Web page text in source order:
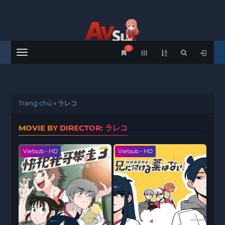
Menu
0
Trang chủ » ラレコ
MOVIE BY DIRECTOR: ラレコ
Vietsub - HD Vietsub - HD